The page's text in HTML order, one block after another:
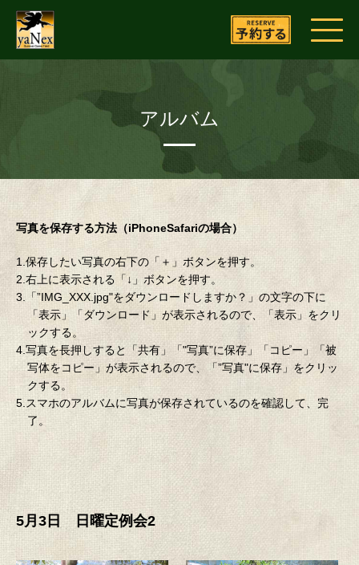
アルバム
写真を保存する方法（iPhoneSafariの場合）
1.保存したい写真の右下の「＋」ボタンを押す。
2.右上に表示される「↓」ボタンを押す。
3.「”IMG_XXX.jpg"をダウンロードしますか？」の文字の下に
「表示」「ダウンロード」が表示されるので、「表示」をクリ
ックする。
4.写真を長押しすると「共有」「"写真”に保存」「コピー」「被
写体をコピー」が表示されるので、「”写真"に保存」をクリッ
クする。
5.スマホのアルバムに写真が保存されているのを確認して、完
了。
5月3日 日曜定例会2